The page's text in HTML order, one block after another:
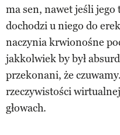
ma sen, nawet jeśli jego
dochodzi u niego do
naczynia krwionośne
jakkolwiek by był
przekonani, że
rzeczywistości
głowach.